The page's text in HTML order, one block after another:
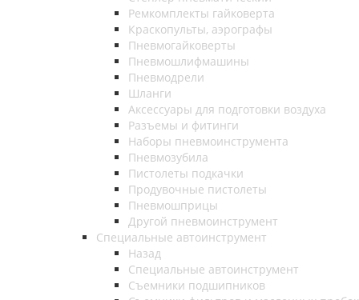
Ремкомплекты гайковерта
Краскопульты, аэрографы
Пневмогайковерты
Пневмошлифмашины
Пневмодрели
Шланги
Аксессуары для подготовки воздуха
Разъемы и фитинги
Наборы пневмоинструмента
Пневмозубила
Пистолеты подкачки
Продувочные пистолеты
Пневмошприцы
Другой пневмоинструмент
Специальные автоинструмент
Назад
Специальные автоинструмент
Съемники подшипников